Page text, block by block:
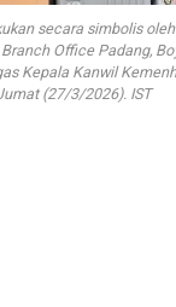
secara simbolis
Office Padang,
Kepala Kanwil
(27/3/2026). IST